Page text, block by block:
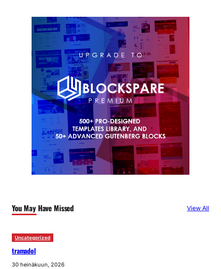
You May Have Missed View All
Uncategorized
tramadol
30 heinäkuun, 2026